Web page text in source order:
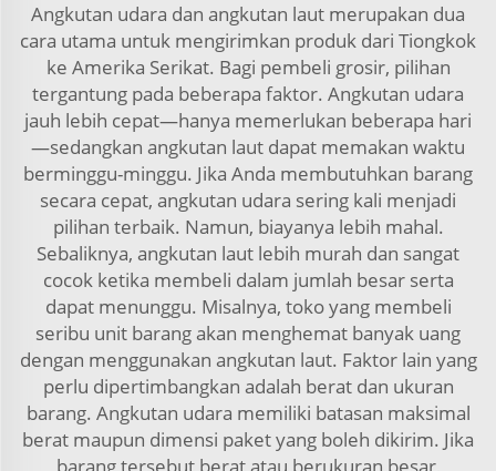
Angkutan udara dan angkutan laut merupakan dua
cara utama untuk mengirimkan produk dari Tiongkok
ke Amerika Serikat. Bagi pembeli grosir, pilihan
tergantung pada beberapa faktor. Angkutan udara
jauh lebih cepat—hanya memerlukan beberapa hari
—sedangkan angkutan laut dapat memakan waktu
berminggu-minggu. Jika Anda membutuhkan barang
secara cepat, angkutan udara sering kali menjadi
pilihan terbaik. Namun, biayanya lebih mahal.
Sebaliknya, angkutan laut lebih murah dan sangat
cocok ketika membeli dalam jumlah besar serta
dapat menunggu. Misalnya, toko yang membeli
seribu unit barang akan menghemat banyak uang
dengan menggunakan angkutan laut. Faktor lain yang
perlu dipertimbangkan adalah berat dan ukuran
barang. Angkutan udara memiliki batasan maksimal
berat maupun dimensi paket yang boleh dikirim. Jika